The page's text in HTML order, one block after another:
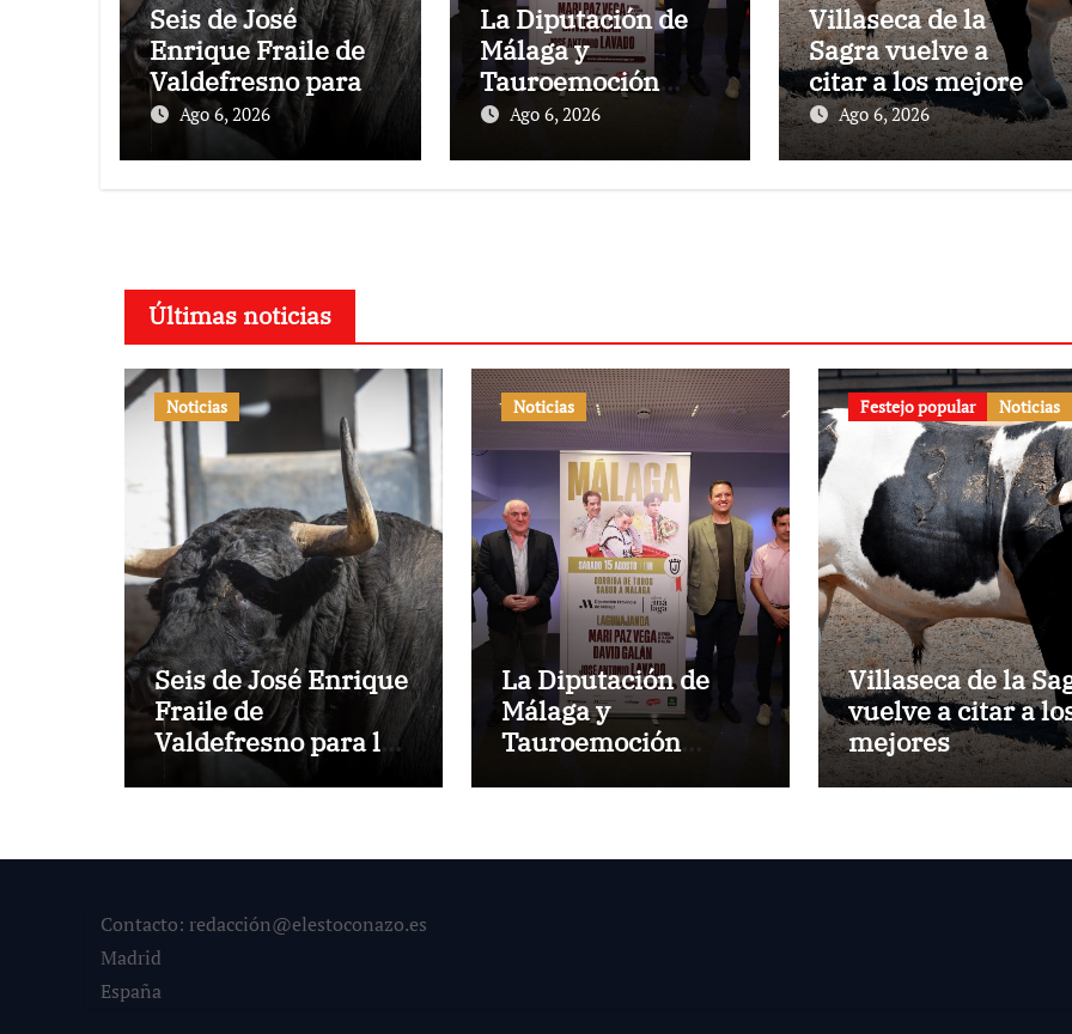
Seis de José
Enrique Fraile de
Valdefresno para la
primera del mes de
agosto en Las
Ago 6, 2026
La Diputación de
Málaga y
Tauroemoción
presentan la
Ago 6, 2026
Villaseca de la
Sagra vuelve a
citar a los mejores
especialistas en el
VII Concurso
Ago 6, 2026
Últimas noticias
Noticias
Seis de José Enrique
Fraile de
Valdefresno para la
primera del mes de
Noticias
La Diputación de
Málaga y
Tauroemoción
Festejo popular Noticias
Villaseca de la
vuelve a citar a
mejores
especialistas en
Recortes
Contacto: redacción@elestoconazo.es
Madrid
España